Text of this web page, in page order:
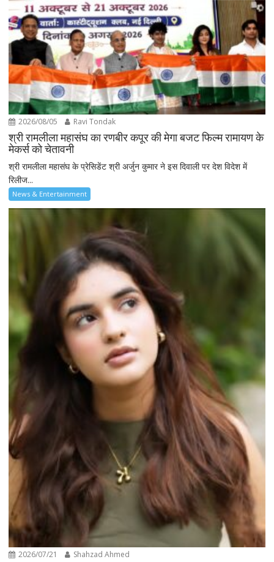
2026/08/05 Ravi Tondak
श्री रामलीला महासंघ का रणबीर कपूर की मेगा बजट फिल्म रामायण के
मेकर्स को चेतावनी
श्री रामलीला महासंघ के प्रेसिडेंट श्री अर्जुन कुमार ने इस दिवाली पर देश विदेश में
रिलीज...
News & Entertainment
2026/07/21 Shahzad Ahmed